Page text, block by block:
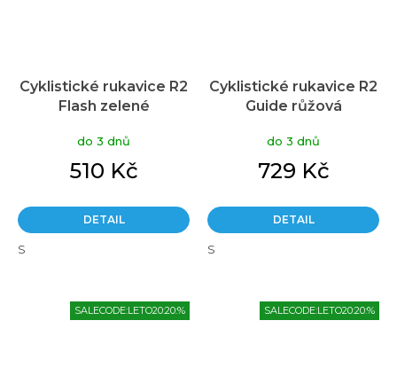
Cyklistické rukavice R2
Flash zelené
do 3 dnů
510 Kč
DETAIL
S
Cyklistické rukavice R2
Guide růžová
do 3 dnů
729 Kč
DETAIL
S
SALECODE:LETO20:20:% SALECODE:LETO20:20:%